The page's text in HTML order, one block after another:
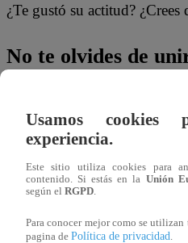
¿Te gustó su actitud? ¿Crees
No te olvides de
los talentos, obtén datos
https://whatsapp.com/
¿Dónde ver todos
Usamos
experiencia.
Este sitio utiliza cookies para
contenido. Si estás en la Unión
según el RGPD
Para conocer mejor como se
pagina de Política de privacidad